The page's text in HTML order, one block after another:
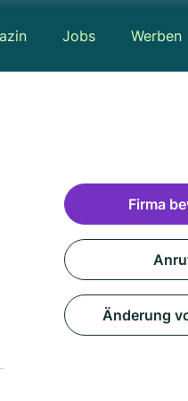
Jobs Werben
Firma
Änderung